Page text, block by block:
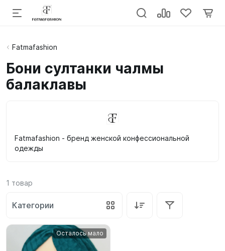
Fatmafashion
Бони султанки чалмы
балаклавы
Fatmafashion - бренд женской конфессиональной
одежды
1 товар
Категории
Осталось мало